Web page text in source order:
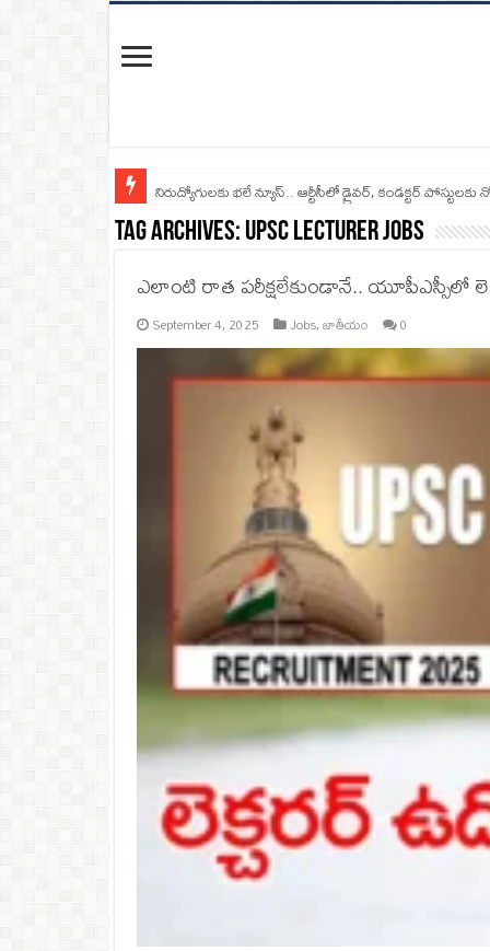
నిరుద్యోగులకు భలే న్యూస్.. ఆర్టీసీలో డ్రైవర్, కండక్టర్‌
Tag Archives: UPSC Lecturer Jobs
ఎలాంటి రాత పరీక్షలేకుండానే.. యూపీఎస్సీలో
September 4, 2025 Jobs,జాతీయం 0